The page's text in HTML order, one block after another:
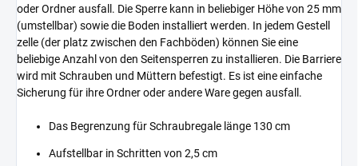
oder Ordner ausfall. Die Sperre kann in beliebiger Höhe von 25 mm
(umstellbar) sowie die Boden installiert werden. In jedem Gestell
zelle (der platz zwischen den Fachböden) können Sie eine
beliebige Anzahl von den Seitensperren zu installieren. Die Barriere
wird mit Schrauben und Müttern befestigt. Es ist eine einfache
Sicherung für ihre Ordner oder andere Ware gegen ausfall.
Das Begrenzung für Schraubregale länge 130 cm
Aufstellbar in Schritten von 2,5 cm